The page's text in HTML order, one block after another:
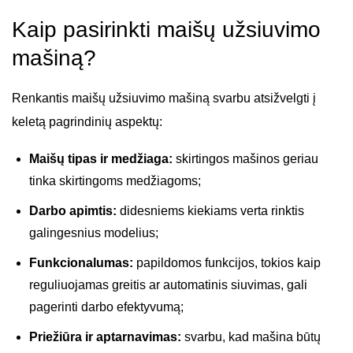
Kaip pasirinkti maišų užsiuvimo
mašiną?
Renkantis maišų užsiuvimo mašiną svarbu atsižvelgti į
keletą pagrindinių aspektų:
Maišų tipas ir medžiaga: skirtingos mašinos geriau
tinka skirtingoms medžiagoms;
Darbo apimtis: didesniems kiekiams verta rinktis
galingesnius modelius;
Funkcionalumas: papildomos funkcijos, tokios kaip
reguliuojamas greitis ar automatinis siuvimas, gali
pagerinti darbo efektyvumą;
Priežiūra ir aptarnavimas: svarbu, kad mašina būtų